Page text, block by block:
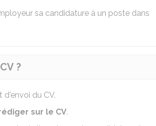
sa candidature à un poste dans
?
du CV.
sur le CV.